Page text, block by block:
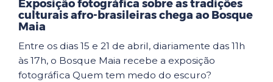
Exposição fotográfica sobre as tradições
culturais afro-brasileiras chega ao Bosque
Maia
Entre os dias 15 e 21 de abril, diariamente das 11h
às 17h, o Bosque Maia recebe a exposição
fotográfica Quem tem medo do escuro?